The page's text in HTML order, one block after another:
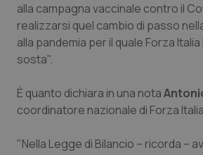
Campania
Emilia-Romagna
Friuli Venezia Giulia
Car-T
Colesterolo & coronaropatie
Dermatite Atopica
alla campagna vaccinale contro il
realizzarsi quel cambio di passo
alla pandemia per il quale Forza
sosta".
È quanto dichiara in una nota
coordinatore nazionale di Forza
"Nella Legge di Bilancio – ricorda –